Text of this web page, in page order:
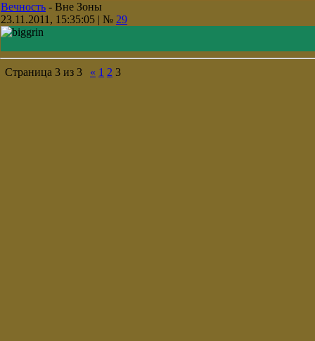
Вечность - Вне Зоны
23.11.2011, 15:35:05 | № 29
Страница 3 из 3 « 1 2 3